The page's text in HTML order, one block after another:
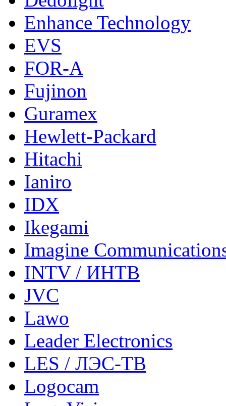
Enhance Technology
EVS
FOR-A
Fujinon
Guramex
Hewlett-Packard
Hitachi
Ianiro
IDX
Ikegami
Imagine
INTV / ИНТВ
JVC
Lawo
Leader Electronics
LES / ЛЭС-ТВ
Logocam